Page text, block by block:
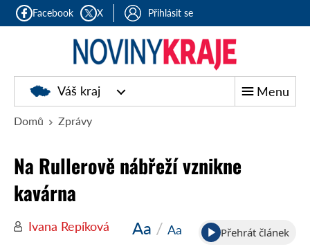
Facebook X Přihlásit se
Noviny
kraje
Váš kraj Menu
Domů Zprávy
Na Rullerově nábřeží vznikne
kavárna
Ivana Repíková Aa / Aa Přehrát článek